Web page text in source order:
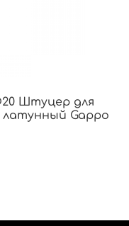
Штуцер для
латунный Gappo